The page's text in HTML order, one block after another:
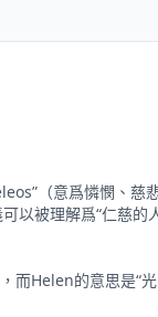
（意爲憐憫、慈
以被理解爲“仁慈的
而Helen的意思是“